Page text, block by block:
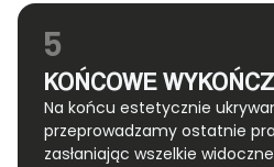
5
KOŃCOWE
Na końcu estetycznie
przeprowadzamy ostatnie
zasłaniając wszelkie